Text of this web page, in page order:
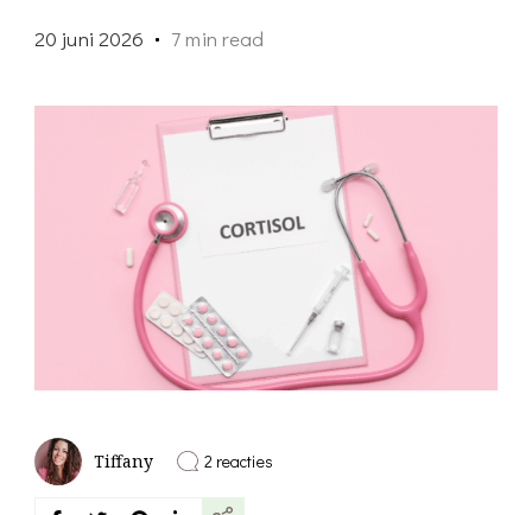
20 juni 2026 7 min read
Tiffany 2 reactiesop